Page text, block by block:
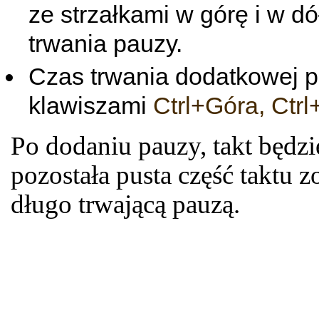
ze strzałkami w górę i w
trwania pauzy.
Czas trwania dodatkowej
klawiszami Ctrl+Góra,
Po dodaniu pauzy, takt
pozostała pusta część taktu
długo trwającą pauzą.